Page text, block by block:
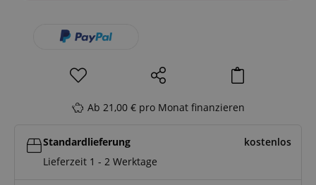
Ab 21,00 € pro Monat finanzieren
Standardlieferung
kostenlos
Lieferzeit 1 - 2 Werktage